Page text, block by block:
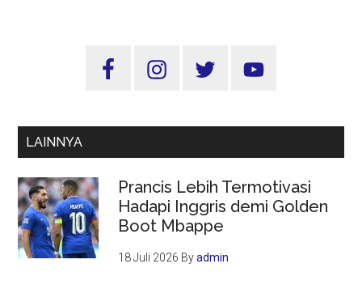
Kilat
Inilah
Sidebar
LAINNYA
Prancis Lebih Termotivasi
Hadapi Inggris demi Golden
Boot Mbappe
18 Juli 2026 Byadmin